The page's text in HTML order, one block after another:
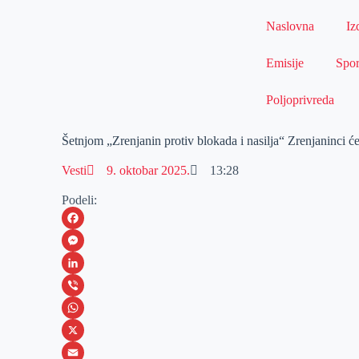
Naslovna
Emisije
Poljoprivreda
Šetnjom „Zrenjanin protiv blokada i nasilja“ Zrenjaninci
Vesti 9. oktobar 2025. 13:28
Podeli:
F
a
c
e
b
o
M
e
s
s
e
L
i
n
k
V
i
b
W
h
X